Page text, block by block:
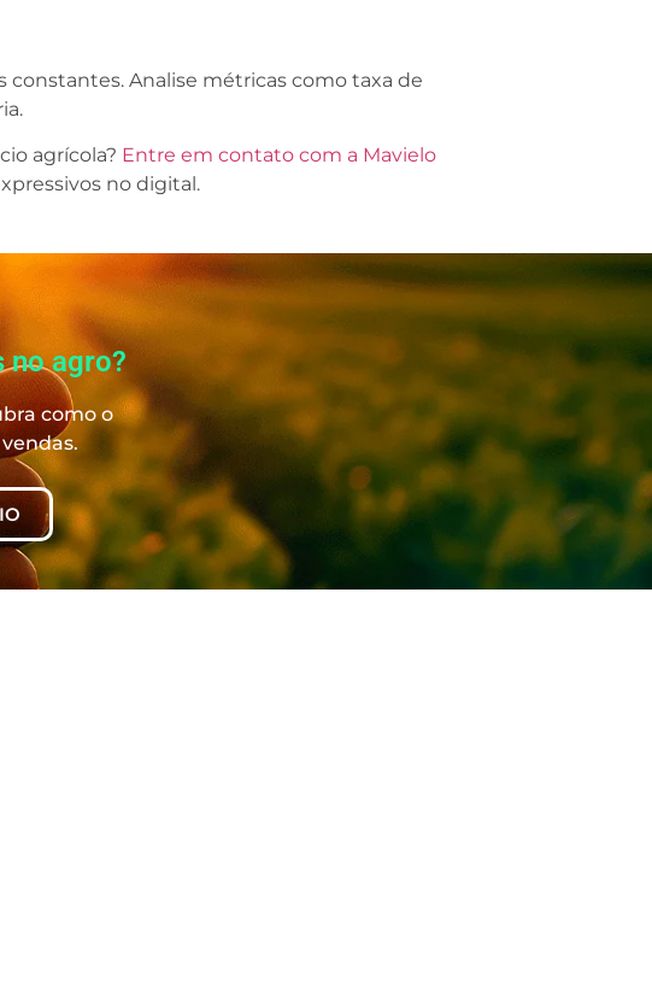
Analise métricas como taxa de
agrícola? Entre em contato com a Mavielo
no digital.
no agro?
como o